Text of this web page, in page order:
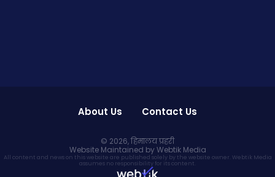
About Us Contact Us
© 2026,हिमालय प्रहरी
Website Maintained by Webtik Media
All content and news on this website are published solely by the website owner. Webtik Media
assumes no responsibility for its content.